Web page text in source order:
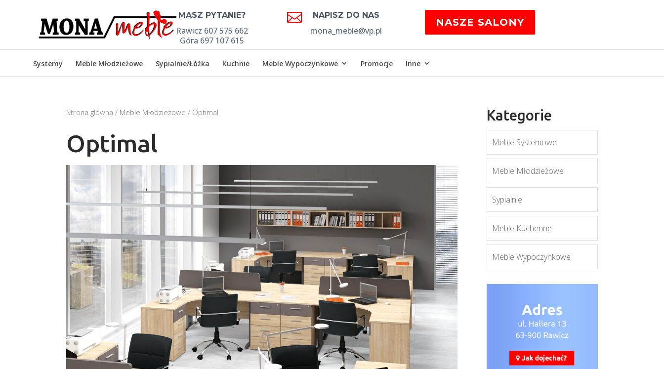
 MASZ PYTANIE?
Rawicz 607 575 662
Góra 697 107 615
 NAPISZ DO NAS
mona_meble@vp.pl
NASZE SALONY
Systemy Meble Młodzieżowe Sypialnie/Łóżka Kuchnie Meble Wypoczynkowe Promocje Inne
Strona główna / Meble Młodzieżowe / Optimal
Optimal
Kategorie
Meble Systemowe
Meble Młodzieżowe
Sypialnie
Meble Kuchenne
Meble Wypoczynkowe